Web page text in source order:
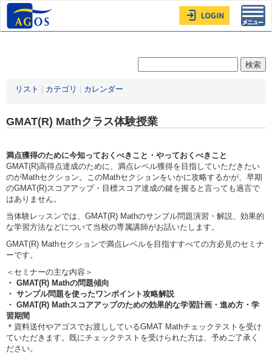
リスト カテゴリ カレンダー
GMAT(R) Mathクラス体験授業
満点獲得のために今知っておくべきこと・やっておくべきこと
GMAT(R)高得点達成のために、満点レベル獲得を目指していただきたい
のがMathセクション。このMathセクションをいかに攻略するかが、早期
のGMAT(R)スコアアップ・目標スコア達成の鍵を握ると言っても過言で
はありません。
当体験レッスンでは、GMAT(R) Mathのサンプル問題演習・解説、効果的
な学習方法などについて当校の専属講師がお話いたします。
GMAT(R) Mathセクションで満点レベルを目指すすべての方必見のセミナ
ーです。
＜セミナーの主な内容＞
・ GMAT(R) Mathの問題傾向
・ サンプル問題を使ったワンポイント攻略解説
・ GMAT(R) Mathスコアアップのための効果的な学習計画・進め方・学
習期間
＊資料送付やアゴスでお渡ししているGMAT Mathチェックテストを受け
ていただきます。既にチェックテストを受けられた方は、予めご了承く
ださい。